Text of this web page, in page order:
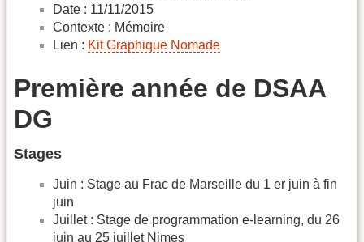
Date : 11/11/2015
Contexte : Mémoire
Lien : Kit Graphique Nomade
Première année de DSAA
DG
Stages
Juin : Stage au Frac de Marseille du 1 er juin à fin
juin
Juillet : Stage de programmation e-learning, du 26
juin au 25 juillet Nimes